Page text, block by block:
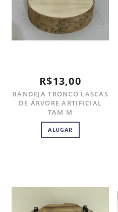
R$13,00
BANDEJA TRONCO LASCAS
DE ÁRVORE ARTIFICIAL
TAM M
ALUGAR